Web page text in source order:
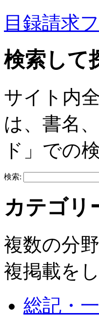
目録請求
検索して
サイト内
は、書名
ド」での
検索:
カテゴリ
複数の分
複掲載を
総記・